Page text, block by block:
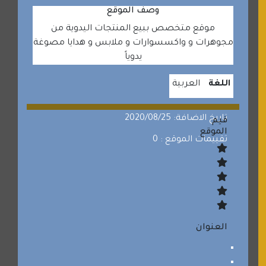
وصف الموقع
موقع متخصص ببيع المنتجات اليدوية من
مجوهرات و واكسسوارات و ملابس و هدايا مصوغة
يدوياً
اللغة العربية
تاريخ الاضافة: 2020/08/25
تقييمات الموقع : 0
قيم
الموقع
العنوان